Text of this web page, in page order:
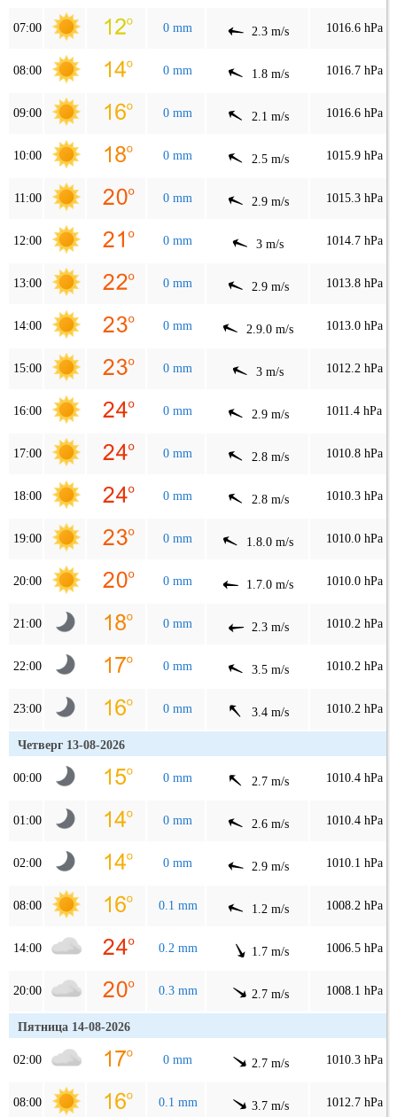
07:00 0 mm 2.3 m/s 1016.6 hPa
08:00 0 mm 1.8 m/s 1016.7 hPa
09:00 0 mm 2.1 m/s 1016.6 hPa
10:00 0 mm 2.5 m/s 1015.9 hPa
11:00 0 mm 2.9 m/s 1015.3 hPa
12:00 0 mm 3 m/s 1014.7 hPa
13:00 0 mm 2.9 m/s 1013.8 hPa
14:00 0 mm 2.9.0 m/s 1013.0 hPa
15:00 0 mm 3 m/s 1012.2 hPa
16:00 0 mm 2.9 m/s 1011.4 hPa
17:00 0 mm 2.8 m/s 1010.8 hPa
18:00 0 mm 2.8 m/s 1010.3 hPa
19:00 0 mm 1.8.0 m/s 1010.0 hPa
20:00 0 mm 1.7.0 m/s 1010.0 hPa
21:00 0 mm 2.3 m/s 1010.2 hPa
22:00 0 mm 3.5 m/s 1010.2 hPa
23:00 0 mm 3.4 m/s 1010.2 hPa
Четверг 13-08-2026
00:00 0 mm 2.7 m/s 1010.4 hPa
01:00 0 mm 2.6 m/s 1010.4 hPa
02:00 0 mm 2.9 m/s 1010.1 hPa
08:00 0.1 mm 1.2 m/s 1008.2 hPa
14:00 0.2 mm 1.7 m/s 1006.5 hPa
20:00 0.3 mm 2.7 m/s 1008.1 hPa
Пятница 14-08-2026
02:00 0 mm 2.7 m/s 1010.3 hPa
08:00 0.1 mm 3.7 m/s 1012.7 hPa